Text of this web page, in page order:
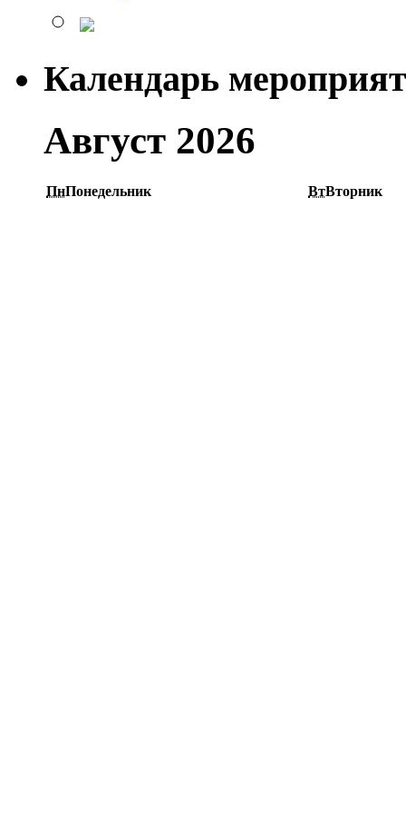
Календарь
Август 2026
ПнПонедельник ВтВторник